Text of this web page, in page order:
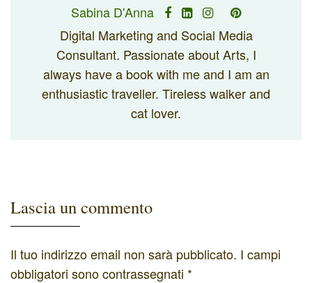
Sabina D'Anna
Digital Marketing and Social Media
Consultant. Passionate about Arts, I
always have a book with me and I am an
enthusiastic traveller. Tireless walker and
cat lover.
Lascia un commento
Il tuo indirizzo email non sarà pubblicato. I campi
obbligatori sono contrassegnati *